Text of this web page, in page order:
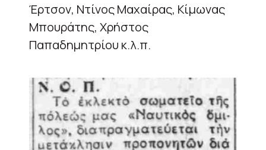
Έρτσον, Ντίνος Μαχαίρας, Κίμωνας
Μπουράτης, Χρήστος
Παπαδημητρίου κ.λ.π.